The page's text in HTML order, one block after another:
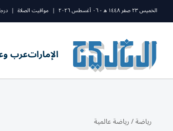
الخميس ٢٣ صفر ١٤٤٨ ه - ٠٦ أغسطس ٢٠٢٦ | مواقيت الصلاة |
الإماراتعرب
رياضة/رياضة عالمية